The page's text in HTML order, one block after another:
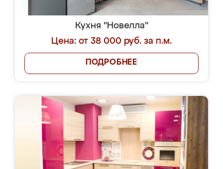
Кухня "Новелла"
Цена: от 38 000 руб. за п.м.
ПОДРОБНЕЕ